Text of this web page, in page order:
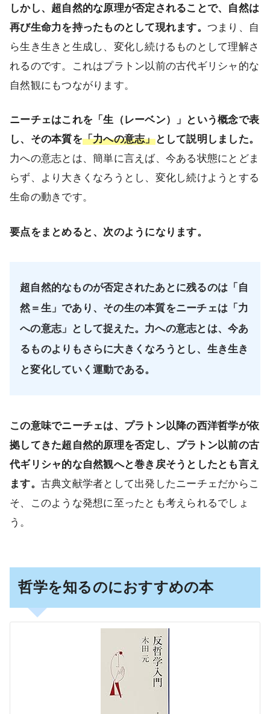
しかし、超自然的な原理が否定されることで、自然は
再び生命力を持ったものとして現れます。 つまり、自
ら生き生きと生成し、変化し続けるものとして理解さ
れるのです。これはプラトン以前の古代ギリシャ的な
自然観にもつながります。
ニーチェはこれを「生（レーベン）」という概念で表
し、その本質を「力への意志」として説明しました。
力への意志とは、簡単に言えば、今ある状態にとどま
らず、より大きくなろうとし、変化し続けようとする
生命の動きです。
要点をまとめると、次のようになります。
超自然的なものが否定されたあとに残るのは「自
然＝生」であり、その生の本質をニーチェは「力
への意志」として捉えた。力への意志とは、今あ
るものよりもさらに大きくなろうとし、生き生き
と変化していく運動である。
この意味でニーチェは、プラトン以降の西洋哲学が依
拠してきた超自然的原理を否定し、プラトン以前の古
代ギリシャ的な自然観へと巻き戻そうとしたとも言え
ます。 古典文献学者として出発したニーチェだからこ
そ、このような発想に至ったとも考えられるでしょ
う。
哲学を知るのにおすすめの本